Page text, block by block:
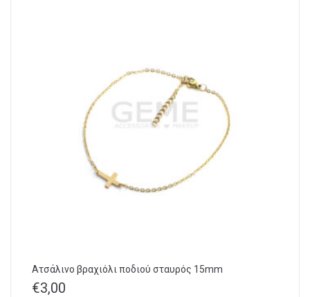
Ατσάλινο βραχιόλι ποδιού σταυρός 15mm
€3,00